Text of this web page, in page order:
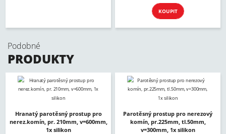
KOUPIT
Podobné
PRODUKTY
Hranatý parotěsný prostup pro
nerez.komín, pr. 210mm, v=600mm,
1x silikon
Parotěsný prostup pro nerezový
komín, pr.225mm, tl.50mm,
v=300mm, 1x silikon